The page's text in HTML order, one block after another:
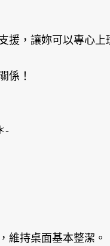
援，讓妳可以專心
係！
-
維持桌面基本整潔。